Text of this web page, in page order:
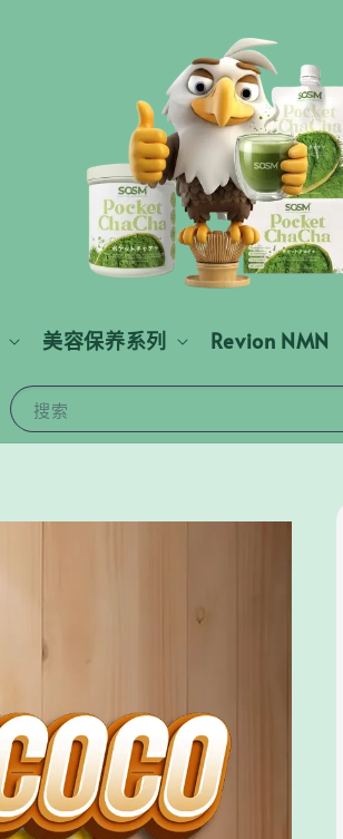
搜索
美容保养系列 Revion NMN